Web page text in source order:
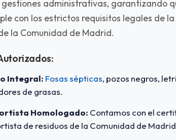
gestiones administrativas, garantizando
con los estrictos requisitos legales de
la Comunidad de Madrid.
Integral: Fosas sépticas, pozos negros,
de grasas.
Homologado: Contamos con el
de residuos de la Comunidad de